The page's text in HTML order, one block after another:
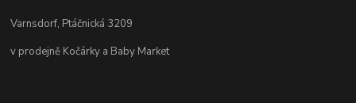
Varnsdorf, Ptáčnická 3209
v prodejně Kočárky a Baby Market